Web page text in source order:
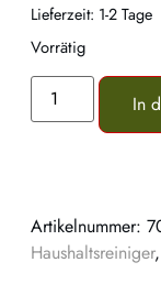
Lieferzeit: 1-2 Tage
Vorrätig
In
Artikelnummer:
Haushaltsreiniger,